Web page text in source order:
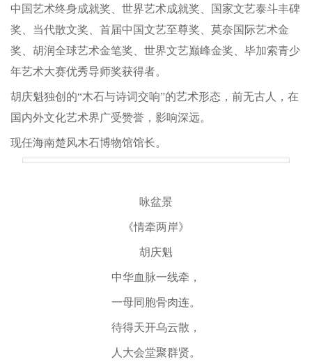
中国艺术终身成就奖、世界艺术成就奖、国家文艺泰斗丰碑
奖、当代散文奖、首届中国文艺至尊奖、莫奈国际艺术金
奖、胡润全球艺术金笔奖、世界文艺巅峰金奖、毕加索青少
年艺术大赛优秀导师奖获得者。
胡庆魁独创的“木石与诗词交响”的艺术形态，前无古人，在
国内外文化艺术界广受赞誉，影响深远。
现任海南楚风木石博物馆馆长。
咏盆景
《情牵两岸》
胡庆魁
中华血脉一线牵，
一母同胞骨肉连。
待得天开乌云散，
人大会堂聚群贤。